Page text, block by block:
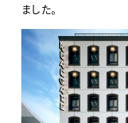
ました。